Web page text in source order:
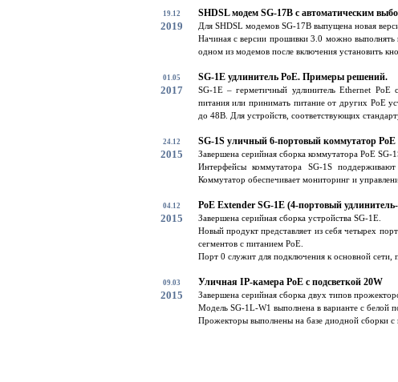
19.12
2019
SHDSL модем SG-17B с автоматическим
Для SHDSL модемов SG-17B выпущена новая
Начиная с версии прошивки 3.0 можно
одном из модемов после включения установить
01.05
2017
SG-1E удлинитель PoE. Примеры решений.
SG-1E – герметичный удлинитель Ethernet PoE
питания или принимать питание от других PoE
до 48В. Для устройств, соответствующих
24.12
2015
SG-1S уличный 6-портовый коммутатор PoE
Завершена серийная сборка коммутатора PoE
Интерфейсы коммутатора SG-1S
Коммутатор обеспечивает мониторинг и
04.12
2015
PoE Extender SG-1E (4-портовый удлинитель-
Завершена серийная сборка устройства SG-1E.
Новый продукт представляет из себя четырех
сегментов с питанием PoE.
Порт 0 служит для подключения к основной сети,
09.03
2015
Уличная IP-камера PoE с подсветкой 20W
Завершена серийная сборка двух типов
Модель SG-1L-W1 выполнена в варианте с белой
Прожекторы выполнены на базе диодной сборки